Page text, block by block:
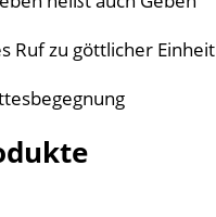
Ruf zu göttlicher Einheit